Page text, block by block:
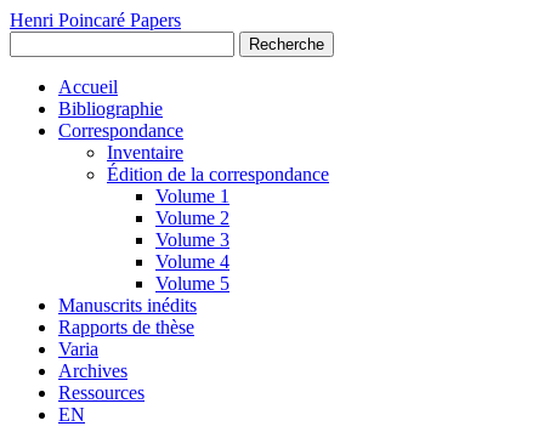
Henri Poincaré Papers
Recherche
Accueil
Bibliographie
Correspondance
Inventaire
Édition de la correspondance
Volume 1
Volume 2
Volume 3
Volume 4
Volume 5
Manuscrits inédits
Rapports de thèse
Varia
Archives
Ressources
EN